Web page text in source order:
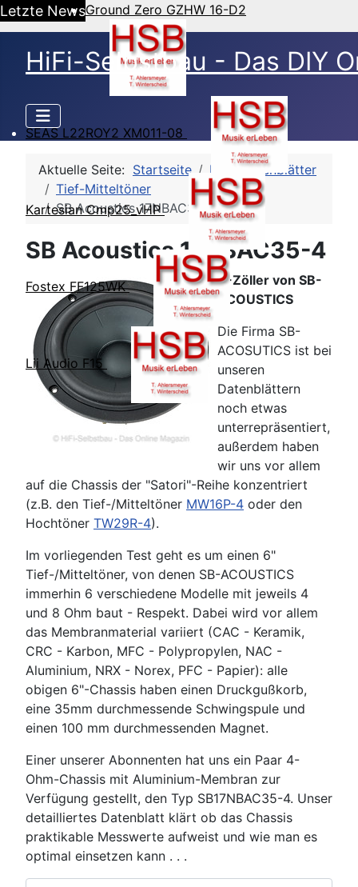
Letzte NewsGround Zero GZHW 16-D2
SEAS L22ROY2 XM011-08
Kartesian Cmp25_vHP
Fostex FF125WK
Lii Audio F15
HiFi-Selbstbau - Das DIY
Aktuelle Seite: Startseite
HSB-Datenblätter
Tief-Mitteltöner
SB Acoustics 17NBAC35-4
SB Acoustics 17NBAC35-4
6-Zöller von SB-
ACOUSTICS
Die Firma SB-
ACOSUTICS ist bei
unseren
Datenblättern
noch etwas
unterrepräsentiert,
außerdem haben
wir uns vor allem
auf die Chassis der "Satori"-Reihe konzentriert
(z.B. den Tief-/Mitteltöner MW16P-4 oder den
Hochtöner TW29R-4).
Im vorliegenden Test geht es um einen 6"
Tief-/Mitteltöner, von denen SB-ACOUSTICS
immerhin 6 verschiedene Modelle mit jeweils 4
und 8 Ohm baut - Respekt. Dabei wird vor allem
das Membranmaterial variiert (CAC - Keramik,
CRC - Karbon, MFC - Polypropylen, NAC -
Aluminium, NRX - Norex, PFC - Papier): alle
obigen 6"-Chassis haben einen Druckgußkorb,
eine 35mm durchmessende Schwingspule und
einen 100 mm durchmessenden Magnet.
Einer unserer Abonnenten hat uns ein Paar 4-
Ohm-Chassis mit Aluminium-Membran zur
Verfügung gestellt, den Typ SB17NBAC35-4. Unser
detailliertes Datenblatt klärt ob das Chassis
praktikable Messwerte aufweist und wie man es
optimal einsetzen kann . . .